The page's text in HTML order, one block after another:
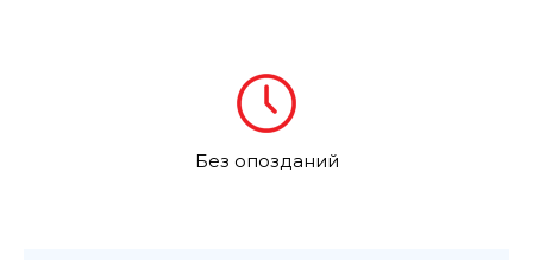
Без опозданий